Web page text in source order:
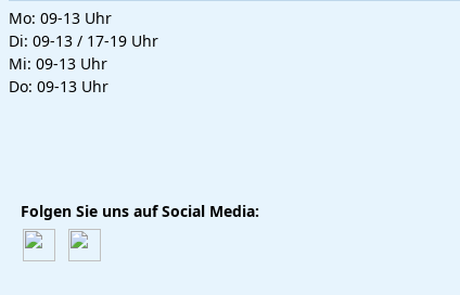
Mo: 09-13 Uhr
Di: 09-13 / 17-19 Uhr
Mi: 09-13 Uhr
Do: 09-13 Uhr
Folgen Sie uns auf Social Media: